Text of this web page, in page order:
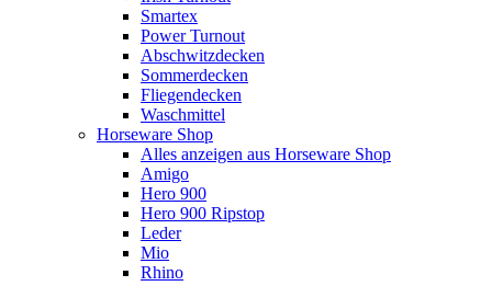
Smartex
Power Turnout
Abschwitzdecken
Sommerdecken
Fliegendecken
Waschmittel
Horseware Shop
Alles anzeigen aus Horseware Shop
Amigo
Hero 900
Hero 900 Ripstop
Leder
Mio
Rhino